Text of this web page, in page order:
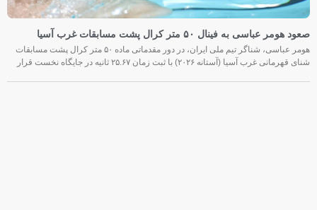
صعود هومر عباسی به فینال ۵۰ متر کرال پشت مسابقات غرب آسیا
هومر عباسی، شناگر تیم ملی ایران، در دور مقدماتی ماده ۵۰ متر کرال پشت مسابقات
شنای قهرمانی غرب آسیا (آستانه ۲۰۲۶) با ثبت زمان ۲۵.۶۷ ثانیه در جایگاه نخست قرار